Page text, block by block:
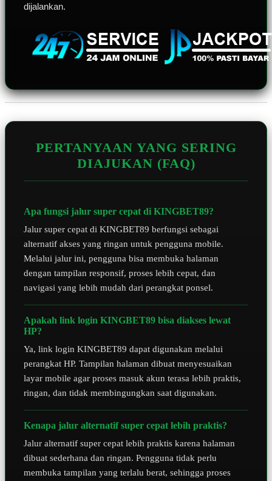
dijalankan.
PERTANYAAN YANG SERING
DIAJUKAN (FAQ)
Apa fungsi jalur super cepat di KINGBET89?
Jalur super cepat di KINGBET89 berfungsi sebagai
alternatif akses yang ringan untuk pengguna mobile.
Melalui jalur ini, pengguna bisa membuka halaman
dengan tampilan responsif, proses lebih cepat, dan
navigasi yang lebih mudah dari perangkat ponsel.
Apakah link login KINGBET89 bisa diakses lewat
HP?
Ya, link login KINGBET89 dapat digunakan melalui
perangkat HP. Tampilan halaman dibuat menyesuaikan
layar mobile agar proses masuk akun terasa lebih praktis,
ringan, dan tidak membingungkan saat digunakan.
Kenapa jalur alternatif super cepat lebih praktis?
Jalur alternatif super cepat lebih praktis karena halaman
dibuat sederhana dan ringan. Pengguna tidak perlu
membuka tampilan yang terlalu berat, sehingga proses